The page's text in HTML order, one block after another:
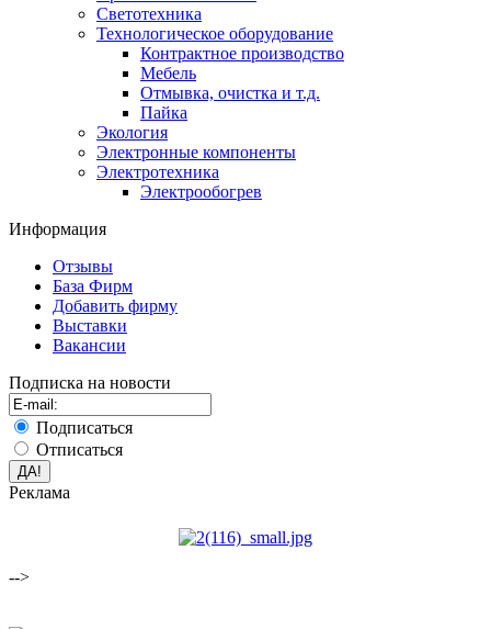
Светотехника
Технологическое оборудование
Контрактное производство
Мебель
Отмывка, очистка и т.д.
Пайка
Экология
Электронные компоненты
Электротехника
Электрообогрев
Информация
Отзывы
База Фирм
Добавить фирму
Выставки
Вакансии
Подписка на новости
Подписаться
Отписаться
Реклама
-->